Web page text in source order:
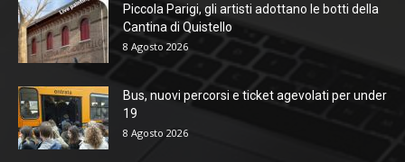
Piccola Parigi, gli artisti adottano le botti della
Cantina di Quistello
8 Agosto 2026
Bus, nuovi percorsi e ticket agevolati per under
19
8 Agosto 2026